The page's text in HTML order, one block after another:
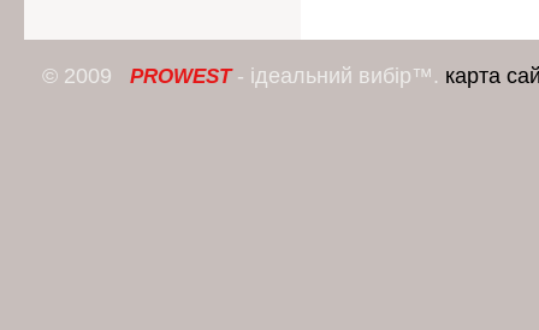
© 2009 PROWEST- ідеальний вибір™. карта